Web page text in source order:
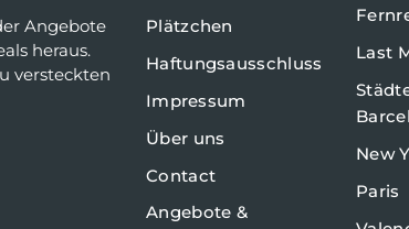
Angebote
heraus.
versteckten
Plätzchen
Haftungsausschluss
Impressum
Über uns
Contact
Angebote &
Last
New
Paris